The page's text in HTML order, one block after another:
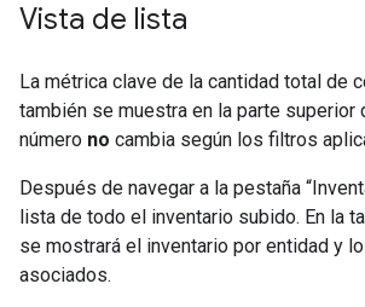
Vista de lista
La métrica clave de la cantidad total de
también se muestra en la parte superior
número no cambia según los filtros
Después de navegar a la pestaña
lista de todo el inventario subido. En la
se mostrará el inventario por entidad y
asociados.